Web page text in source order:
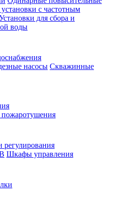
с частотным
для сбора и
воды
насосы Скважинные
пожаротушения
Шкафы управления